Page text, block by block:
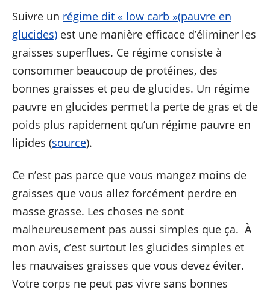
Suivre un régime dit « low carb »(pauvre en
glucides) est une manière efficace d’éliminer les
graisses superflues. Ce régime consiste à
consommer beaucoup de protéines, des
bonnes graisses et peu de glucides. Un régime
pauvre en glucides permet la perte de gras et de
poids plus rapidement qu’un régime pauvre en
lipides (source).
Ce n’est pas parce que vous mangez moins de
graisses que vous allez forcément perdre en
masse grasse. Les choses ne sont
malheureusement pas aussi simples que ça. À
mon avis, c’est surtout les glucides simples et
les mauvaises graisses que vous devez éviter.
Votre corps ne peut pas vivre sans bonnes